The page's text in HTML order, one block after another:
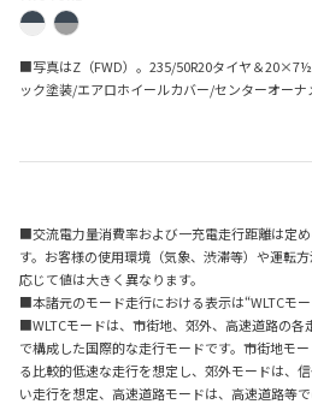
■写真はZ（FWD）。235/50R20タイヤ＆
ック塗装/エアロホイールカバー/センターオーナ
■交流電力量消費率および一充電走行距離は定
す。お客様の使用環境（気象、渋滞等）や運転
応じて値は大きく異なります。
■本諸元のモード走行における表示は“WLTCモー
■WLTCモードは、市街地、郊外、高速道路の
で構成した国際的な走行モードです。市街地モ
る比較的低速な走行を想定し、郊外モードは、
い走行を想定、高速道路モードは、高速道路等で